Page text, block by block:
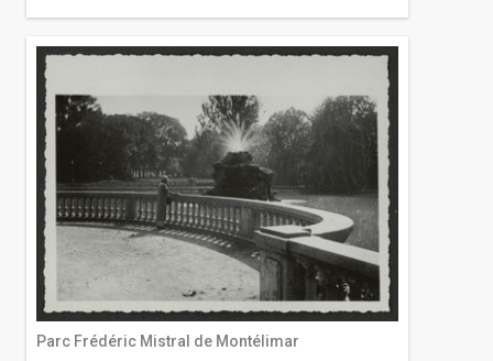
Parc Frédéric Mistral de Montélimar